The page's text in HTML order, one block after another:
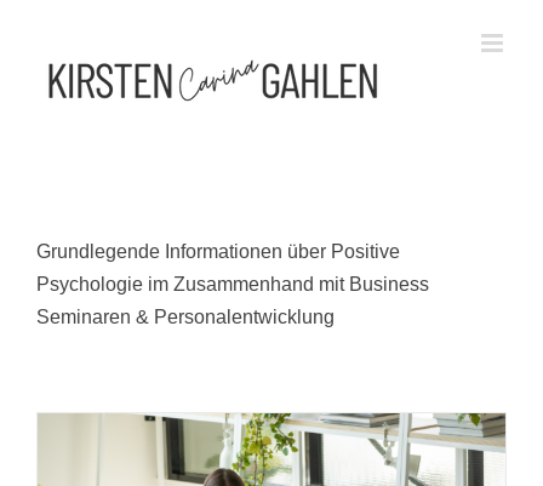
springen
Grundlegende Informationen über Positive
Psychologie im Zusammenhand mit Business
Seminaren & Personalentwicklung